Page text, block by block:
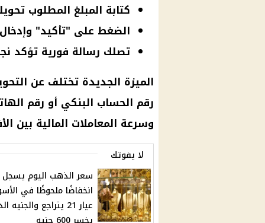
كتابة المبلغ المطلوب
الضغط على "تأكيد"
تصلك رسالة فورية تؤكد
الميزة الجديدة تختلف عن
رقم الحساب البنكي أو رقم
وسرعة المعاملات المالية بين
لا يفوتك
سعر الذهب اليوم يسجل
انخفاضًا ملحوظًا في
عيار 21 يتراجع